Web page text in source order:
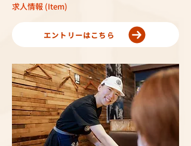
求人情報 (Item)
エントリーはこちら